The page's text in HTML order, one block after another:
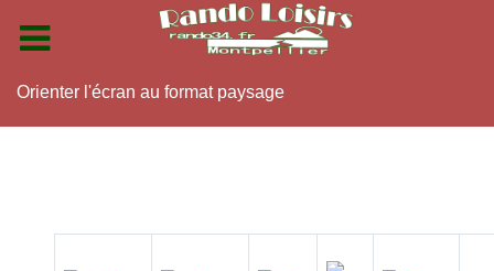
Orienter l'écran au format paysage